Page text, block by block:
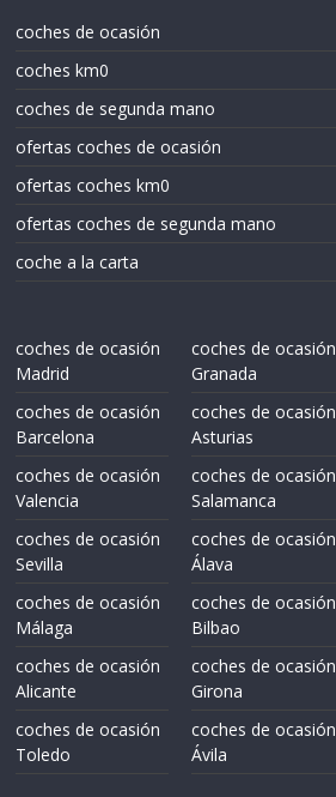
coches de ocasión
coches km0
coches de segunda mano
ofertas coches de ocasión
ofertas coches km0
ofertas coches de segunda mano
coche a la carta
coches de ocasión
Madrid
coches de ocasión
Barcelona
coches de ocasión
Valencia
coches de ocasión
Sevilla
coches de ocasión
Málaga
coches de ocasión
Alicante
coches de ocasión
Toledo
coches de ocasión
Granada
coches de ocasión
Asturias
coches de ocasión
Salamanca
coches de ocasión
Álava
coches de ocasión
Bilbao
coches de ocasión
Girona
coches de ocasión
Ávila